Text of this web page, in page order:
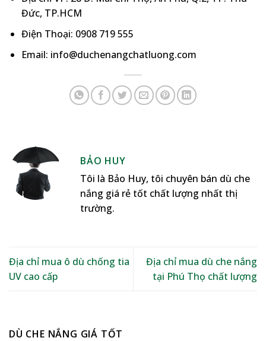
Đức, TP.HCM
Điện Thoại: 0908 719 555
Email: info@duchenangchatluong.com
BẢO HUY
Tôi là Bảo Huy, tôi chuyên bán dù che
nắng giá rẻ tốt chất lượng nhất thị
trường.
Địa chỉ mua ô dù chống tia
UV cao cấp
Địa chỉ mua dù che nắng
tại Phú Thọ chất lượng
DÙ CHE NẮNG GIÁ TỐT